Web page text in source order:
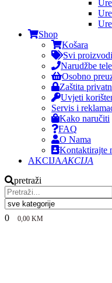
Shop
Košara
Svi proizvodi
Narudžbe
Osobno
Zaštita
Uvjeti
Servis i
Kako naručiti
FAQ
O Nama
Kontaktirajte
AKCIJAAKCIJA
pretraži
0 0,00 KM